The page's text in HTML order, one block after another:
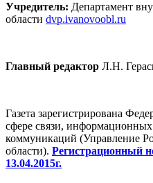
Учредитель: Департамент
области dvp.ivanovoobl.ru
Главный редактор Л.Н.
Газета зарегистрирована
сфере связи,
коммуникаций (Управление
области). Регистрационный
13.04.2015г.